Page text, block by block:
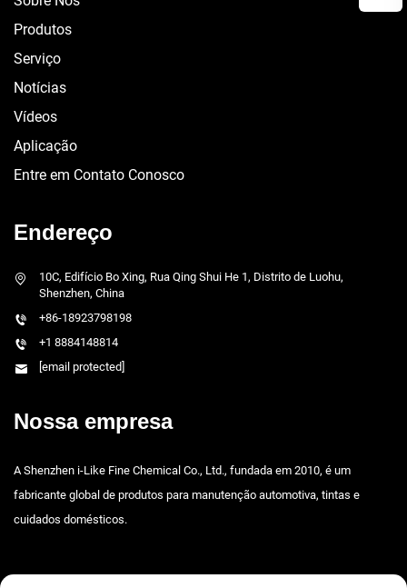
Produtos
Serviço
Notícias
Vídeos
Aplicação
Entre em Contato Conosco
Endereço
10C, Edifício Bo Xing, Rua Qing Shui He 1, Distrito de Luohu,
Shenzhen, China
+86-18923798198
+1 8884148814
[email protected]
Nossa empresa
A Shenzhen i-Like Fine Chemical Co., Ltd., fundada em 2010, é um
fabricante global de produtos para manutenção automotiva, tintas e
cuidados domésticos.